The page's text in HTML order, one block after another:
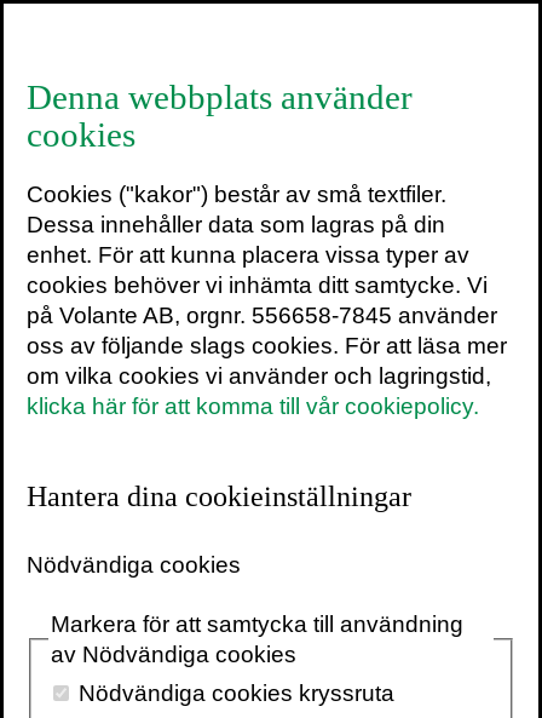
Emma Lennartsson
SENASTE INLÄGG
TEXTARKIV
Vi slopade karensdagen
på mindre än en halv
arbetsdag …
1 mars 2024 3 min
I detta utdrag ur bokenMitt i krisen –
Denna webbplats använder
cookies
Cookies ("kakor") består av små textfiler.
Dessa innehåller data som lagras på din
enhet. För att kunna placera vissa typer av
cookies behöver vi inhämta ditt samtycke. Vi
på Volante AB, orgnr. 556658-7845 använder
oss av följande slags cookies. För att läsa mer
om vilka cookies vi använder och lagringstid,
klicka här för att komma till vår cookiepolicy.
Hantera dina cookieinställningar
Nödvändiga cookies
Markera för att samtycka till användning
av Nödvändiga cookies
Nödvändiga cookies kryssruta